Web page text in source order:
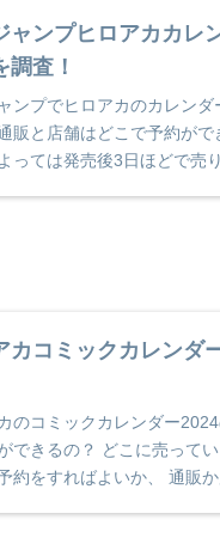
ャンプヒロアカカレ
調査！
ンプでヒロアカのカレン
販と店舗はどこで予約がで
っては発売後3日ほどで売
カコミックカレンダ
のコミックカレンダー
できるの？ どこに売って
約をすればよいか、 通販